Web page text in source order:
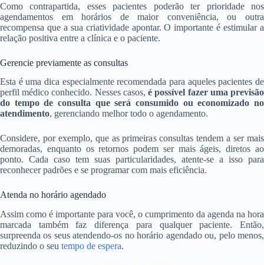
Como contrapartida, esses pacientes poderão ter prioridade nos
agendamentos em horários de maior conveniência, ou outra
recompensa que a sua criatividade apontar. O importante é estimular a
relação positiva entre a clínica e o paciente.
Gerencie previamente as consultas
Esta é uma dica especialmente recomendada para aqueles pacientes de
perfil médico conhecido. Nesses casos,é possível fazer uma previsão
do tempo de consulta que será consumido ou economizado no
atendimento, gerenciando melhor todo o agendamento.
Considere, por exemplo, que as primeiras consultas tendem a ser mais
demoradas, enquanto os retornos podem ser mais ágeis, diretos ao
ponto. Cada caso tem suas particularidades, atente-se a isso para
reconhecer padrões e se programar com mais eficiência.
Atenda no horário agendado
Assim como é importante para você, o cumprimento da agenda na hora
marcada também faz diferença para qualquer paciente. Então,
surpreenda os seus atendendo-os no horário agendado ou, pelo menos,
reduzindo o seu tempo de espera.